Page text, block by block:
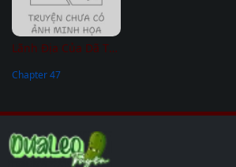
Lãnh Địa Của Dã Thú
Chapter 47